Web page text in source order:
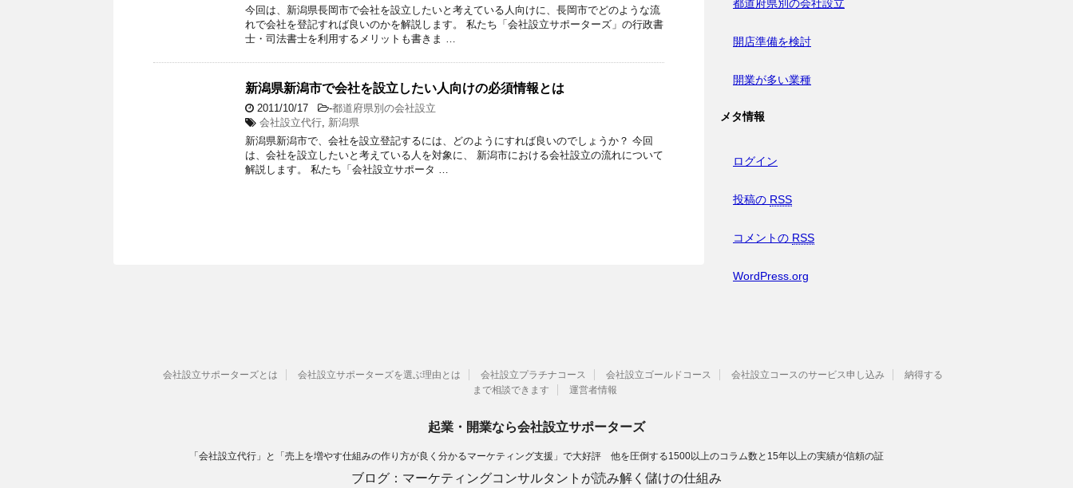
今回は、新潟県長岡市で会社を設立したいと考えている人向けに、長岡市でどのような流
れで会社を登記すれば良いのかを解説します。 私たち「会社設立サポーターズ」の行政書
士・司法書士を利用するメリットも書きま …
新潟県新潟市で会社を設立したい人向けの必須情報とは
2011/10/17 -都道府県別の会社設立
会社設立代行, 新潟県
新潟県新潟市で、会社を設立登記するには、どのようにすれば良いのでしょうか？ 今回
は、会社を設立したいと考えている人を対象に、 新潟市における会社設立の流れについて
解説します。 私たち「会社設立サポータ …
都道府県別の会社設立
開店準備を検討
開業が多い業種
メタ情報
ログイン
投稿の RSS
コメントの RSS
WordPress.org
会社設立サポーターズとは 会社設立サポーターズを選ぶ理由とは 会社設立プラチナコース 会社設立ゴールドコース 会社設立コースのサービス申し込み
納得する
まで相談できます
運営者情報
起業・開業なら会社設立サポーターズ
「会社設立代行」と「売上を増やす仕組みの作り方が良く分かるマーケティング支援」で大好評 他を圧倒する1500以上のコラム数と15年以上の実績が信頼の証
ブログ：マーケティングコンサルタントが読み解く儲けの仕組み